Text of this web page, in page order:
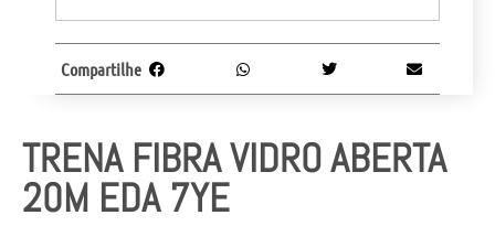
TRENA FIBRA VIDRO ABERTA
20M EDA 7YE
Compartilhe